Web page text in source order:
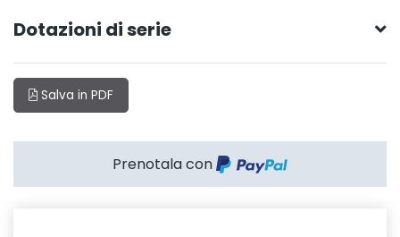
Dotazioni di serie
Salva in PDF
Prenotala con